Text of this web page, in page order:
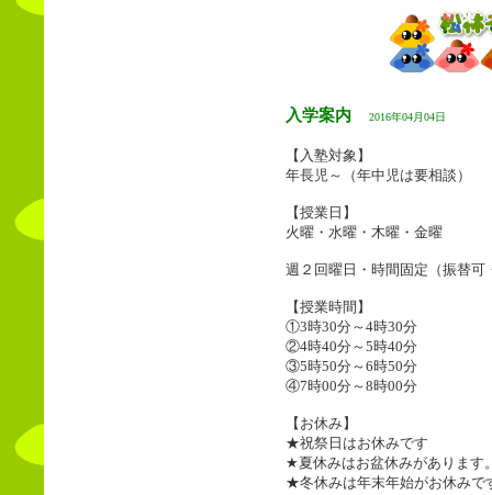
入学案内 2016年04月04日
【入塾対象】
年長児～（年中児は要相談）
【授業日】
火曜・水曜・木曜・金曜
週２回曜日・時間固定（振替可
【授業時間】
①3時30分～4時30分
②4時40分～5時40分
③5時50分～6時50分
④7時00分～8時00分
【お休み】
★祝祭日はお休みです
★夏休みはお盆休みがあります
★冬休みは年末年始がお休みで